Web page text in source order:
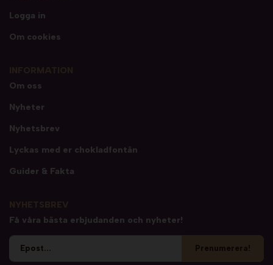
Logga in
Om cookies
Om oss
Nyheter
Nyhetsbrev
Lyckas med er chokladfontän
Guider & Fakta
Få våra bästa erbjudanden och nyheter!
Prenumerera!